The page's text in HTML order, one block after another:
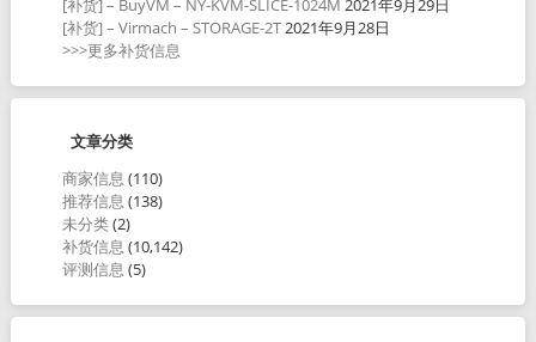
[补货] – BuyVM – NY-KVM-SLICE-1024M 2021年9月29日
[补货] – Virmach – STORAGE-2T2021年9月28日
>>>更多补货信息
文章分类
商家信息 (110)
推荐信息 (138)
未分类(2)
补货信息 (10,142)
评测信息 (5)